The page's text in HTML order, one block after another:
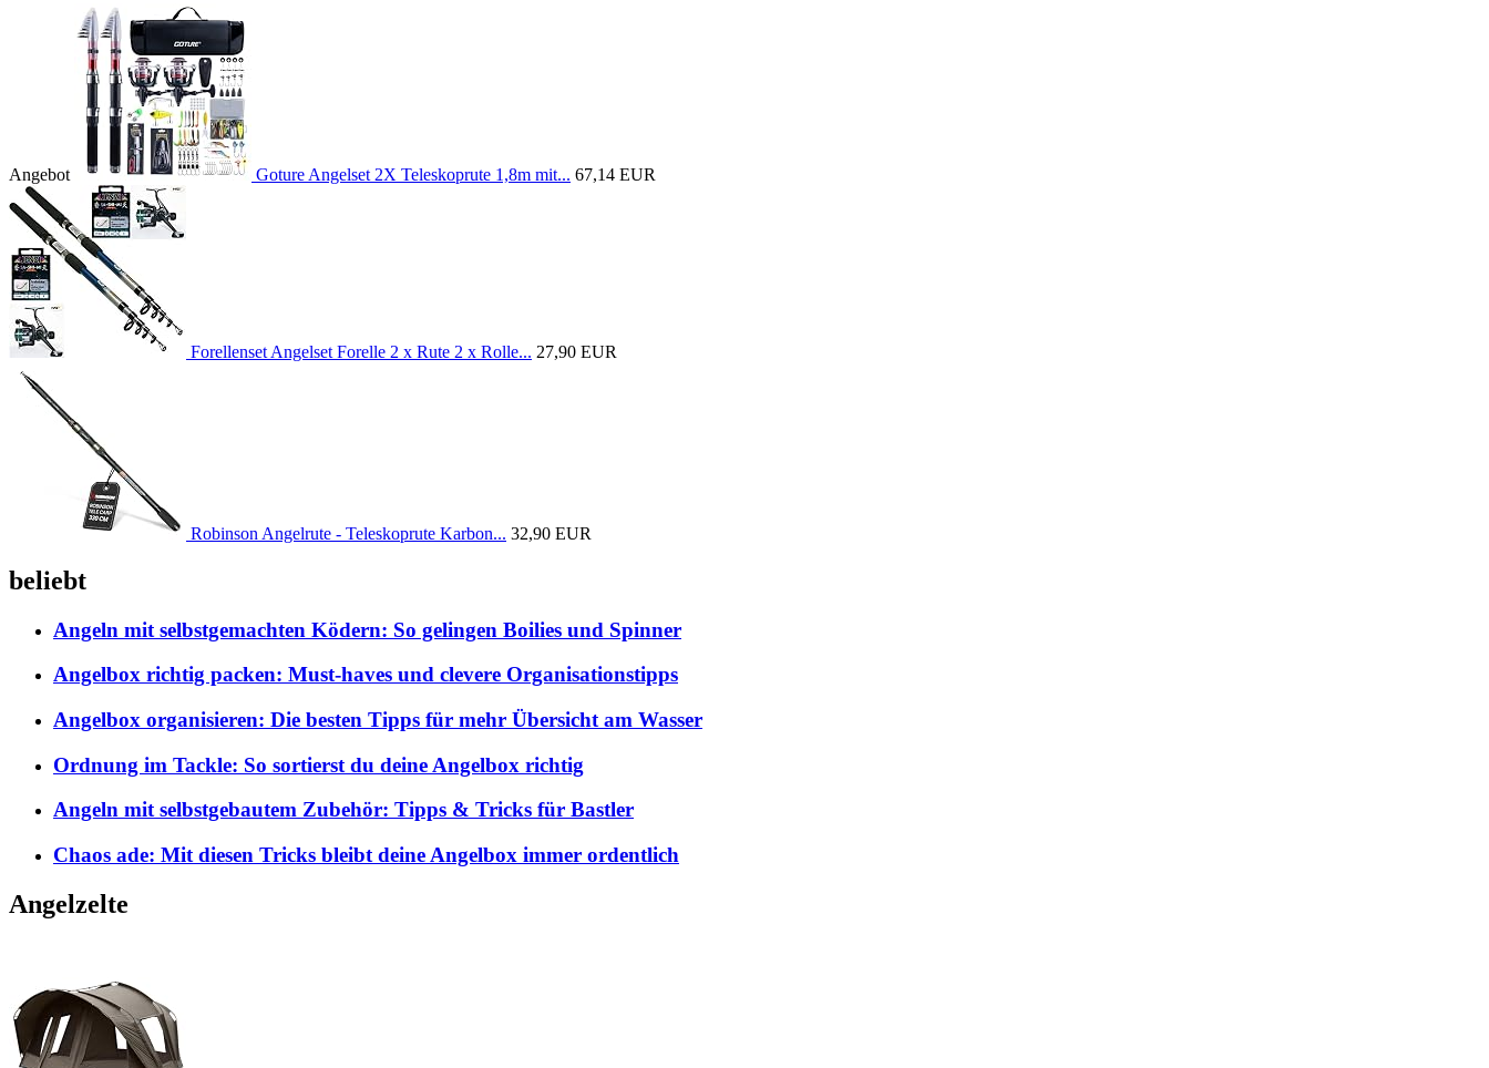
Angebot Goture Angelset 2X Teleskoprute 1,8m mit... 67,14 EUR
Forellenset Angelset Forelle 2 x Rute 2 x Rolle... 27,90 EUR
Robinson Angelrute - Teleskoprute Karbon... 32,90 EUR
beliebt
Angeln mit selbstgemachten Ködern: So gelingen Boilies und Spinner
Angelbox richtig packen: Must-haves und clevere Organisationstipps
Angelbox organisieren: Die besten Tipps für mehr Übersicht am Wasser
Ordnung im Tackle: So sortierst du deine Angelbox richtig
Angeln mit selbstgebautem Zubehör: Tipps & Tricks für Bastler
Chaos ade: Mit diesen Tricks bleibt deine Angelbox immer ordentlich
Angelzelte